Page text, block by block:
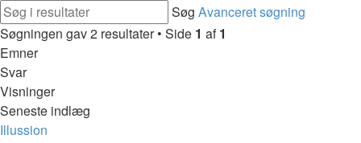
Søg Avanceret søgning
Søgningen gav 2 resultater • Side 1 af1
Emner
Svar
Visninger
Seneste indlæg
Illussion